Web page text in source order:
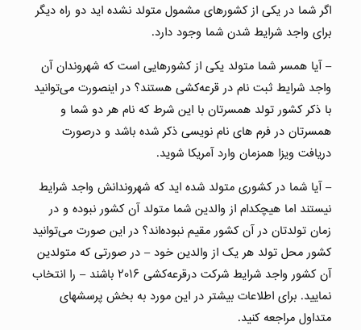
اگر شما در یکی از کشورهای مشمول متولد نشده اید دو راه دیگر
برای واجد شرایط شدن شما وجود دارد.
– آیا همسر شما متولد یکی از کشورهایی است که شهروندان آن
واجد شرایط ثبت نام در قرعه‌کشی هستند؟ در اینصورت می‌توانید
با ذکر کشور تولد همسرتان با این شرط که نام هر دو شما و
همسرتان در فرم های نام نویسی ذکر شده باشد و درصورت
دریافت ویزا همزمان وارد آمریکا شوید.
– آیا شما در کشوری متولد شده اید که شهروندانش واجد شرایط
نیستند اما هیچکدام از والدین شما متولد آن کشور نبوده و در
زمان تولدتان در آن کشور مقیم نبوده‌اند؟ در این صورت می‌توانید
کشور محل تولد هر یک از والدین خود – در صورتی که متولدین
آن کشور واجد شرایط شرکت درقرعه‌کشی ٢٠١۶ باشند – را انتخاب
نمایید. برای اطلاعات بیشتر در این مورد به بخش پرسشهای
متداول مراجعه کنید.